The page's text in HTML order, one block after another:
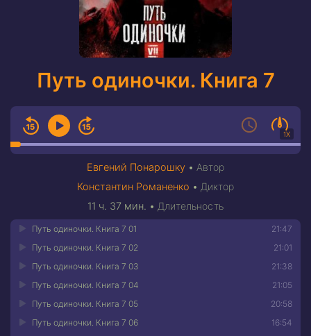
Путь одиночки. Книга 7
1X
Евгений Понарошку • Автор
Константин Романенко • Диктор
11 ч. 37 мин. •Длительность
21:47
Путь одиночки. Книга 7 01
21:01
Путь одиночки. Книга 7 02
21:38
Путь одиночки. Книга 7 03
21:05
Путь одиночки. Книга 7 04
20:58
Путь одиночки. Книга 7 05
16:54
Путь одиночки. Книга 7 06